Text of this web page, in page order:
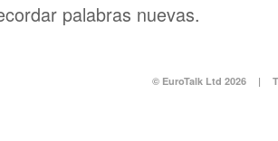
palabras nuevas.
© EuroTalk Ltd 2026 |